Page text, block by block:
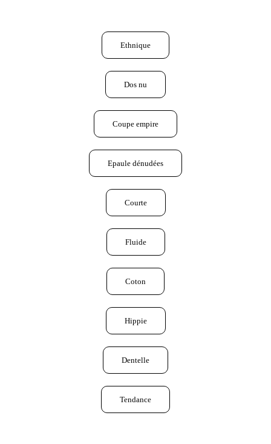
Ethnique
Dos nu
Coupe empire
Epaule dénudées
Courte
Fluide
Coton
Hippie
Dentelle
Tendance